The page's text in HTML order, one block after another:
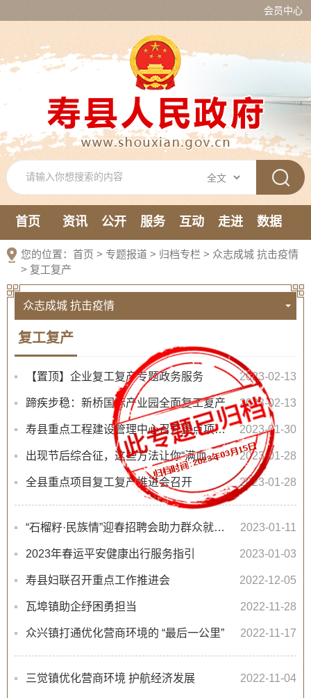
会员中心
首页 资讯 公开 服务 互动 走进
数据
新媒体
您的位置： 首页 > 专题报道 > 归档专栏 > 众志成城 抗击疫情
> 复工复产
众志成城 抗击疫情
复工复产
【置顶】企业复工复产专题政务服务 2023-02-13
蹄疾步稳：新桥国际产业园全面复工复产 2023-02-13
寿县重点工程建设管理中心召开重点项目复工复产推进会 2023-01-30
出现节后综合征，这些方法让你“满血复活” 2023-01-28
全县重点项目复工复产推进会召开 2023-01-28
“石榴籽·民族情”迎春招聘会助力群众就业创业 2023-01-11
2023年春运平安健康出行服务指引 2023-01-03
寿县妇联召开重点工作推进会 2022-12-05
瓦埠镇助企纾困勇担当 2022-11-28
众兴镇打通优化营商环境的 “最后一公里” 2022-11-17
三觉镇优化营商环境 护航经济发展 2022-11-04